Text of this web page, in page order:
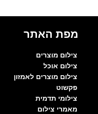
מפת האתר
צילום מוצרים
צילום אוכל
צילום מוצרים לאמזון
פקשוט
צילומי תדמית
מאמרי צילום